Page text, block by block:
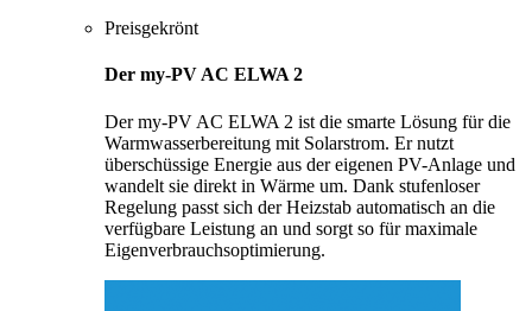
Preisgekrönt
Der my-PV AC ELWA 2
Der my-PV AC ELWA 2 ist die smarte Lösung für die
Warmwasserbereitung mit Solarstrom. Er nutzt
überschüssige Energie aus der eigenen PV-Anlage und
wandelt sie direkt in Wärme um. Dank stufenloser
Regelung passt sich der Heizstab automatisch an die
verfügbare Leistung an und sorgt so für maximale
Eigenverbrauchsoptimierung.